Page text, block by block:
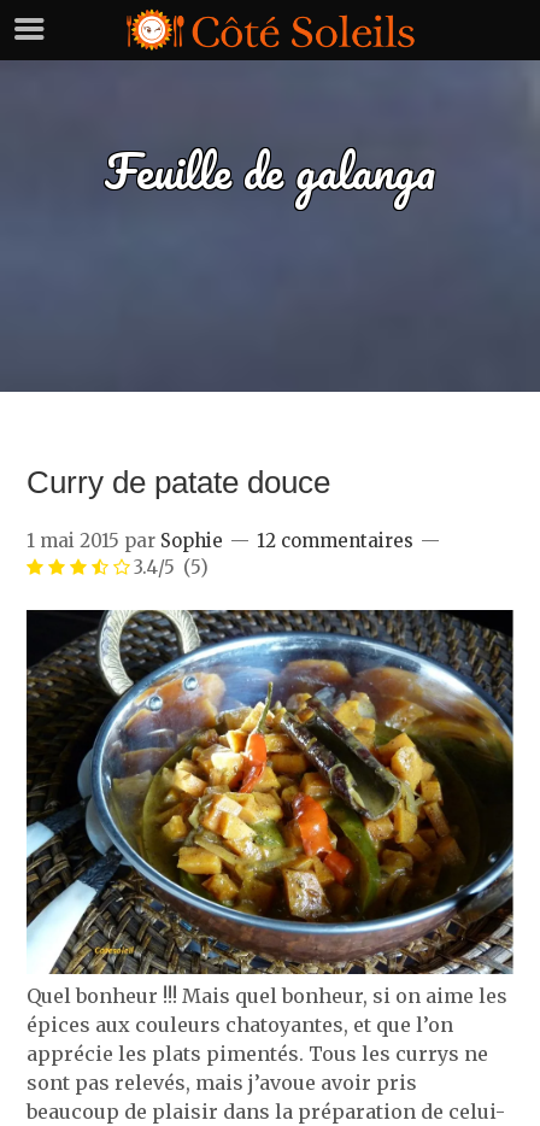
Feuille de galanga
Curry de patate douce
1 mai 2015 par Sophie
12 commentaires
3.4/5 (5)
Quel bonheur !!! Mais quel bonheur, si on aime les
épices aux couleurs chatoyantes, et que l’on
apprécie les plats pimentés. Tous les currys ne
sont pas relevés, mais j’avoue avoir pris
beaucoup de plaisir dans la préparation de celui-